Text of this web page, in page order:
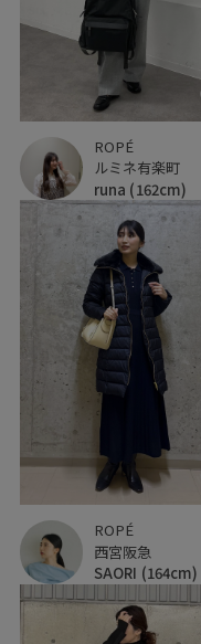
ROPÉ
ルミネ有楽町
runa (162cm)
ROPÉ
西宮阪急
SAORI (164cm)